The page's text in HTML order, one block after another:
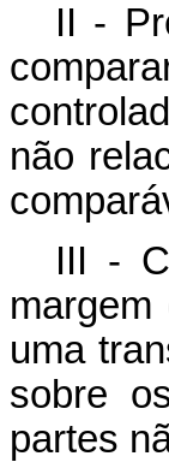
II -
não
III -
uma
sobre
partes